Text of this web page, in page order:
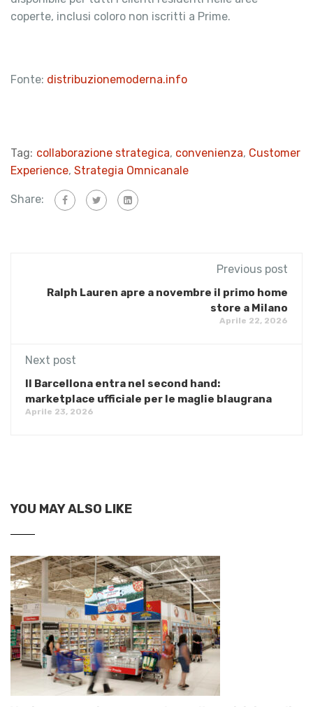
coperte, inclusi coloro non iscritti a Prime.
Fonte: distribuzionemoderna.info
Tag: collaborazione strategica, convenienza, Customer
Experience, Strategia Omnicanale
Share:
Previous post
Ralph Lauren apre a novembre il primo home
store a Milano
Aprile 22, 2026
Next post
Il Barcellona entra nel second hand:
marketplace ufficiale per le maglie blaugrana
Aprile 23, 2026
YOU MAY ALSO LIKE